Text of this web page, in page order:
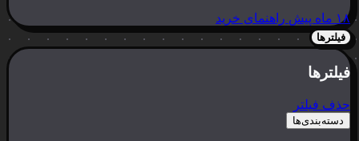
۱۸ ماه پیش راهنمای خرید
فیلترها
فیلترها
حذف فیلتر
دسته‌بندی‌ها